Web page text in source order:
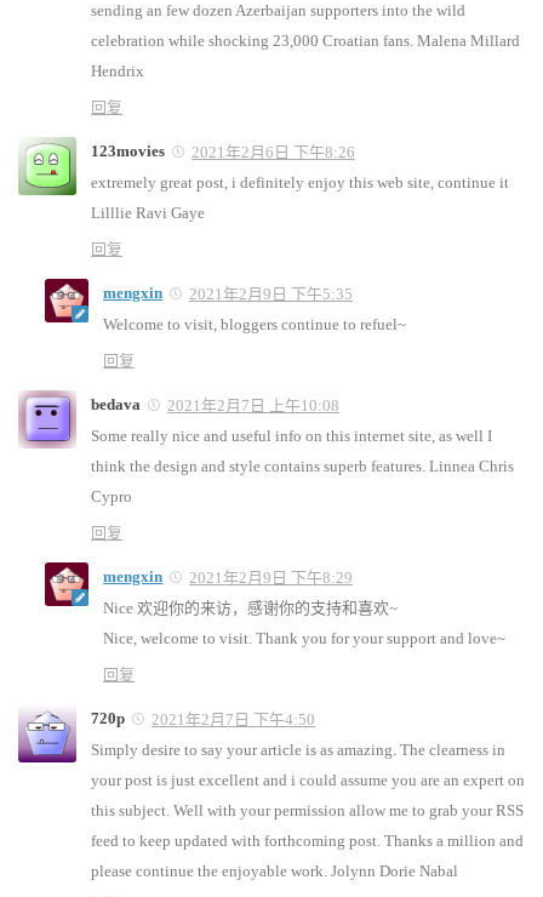
sending an few dozen Azerbaijan supporters into the wild
celebration while shocking 23,000 Croatian fans. Malena Millard
Hendrix
回复
123movies
2021年2月6日 下午8:26
extremely great post, i definitely enjoy this web site, continue it
Lilllie Ravi Gaye
回复
mengxin
2021年2月9日 下午5:35
Welcome to visit, bloggers continue to refuel~
回复
bedava
2021年2月7日 上午10:08
Some really nice and useful info on this internet site, as well I
think the design and style contains superb features. Linnea Chris
Cypro
回复
mengxin
2021年2月9日 下午8:29
Nice 欢迎你的来访，感谢你的支持和喜欢~
Nice, welcome to visit. Thank you for your support and love~
回复
720p
2021年2月7日 下午4:50
Simply desire to say your article is as amazing. The clearness in
your post is just excellent and i could assume you are an expert on
this subject. Well with your permission allow me to grab your RSS
feed to keep updated with forthcoming post. Thanks a million and
please continue the enjoyable work. Jolynn Dorie Nabal